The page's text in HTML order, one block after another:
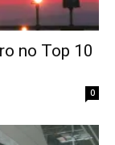
no Top 10
0